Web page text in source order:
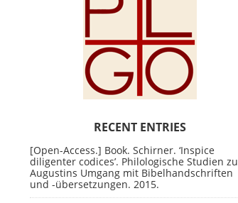
RECENT ENTRIES
[Open-Access.] Book. Schirner. ‘Inspice
diligenter codices’. Philologische Studien zu
Augustins Umgang mit Bibelhandschriften
und -übersetzungen. 2015.